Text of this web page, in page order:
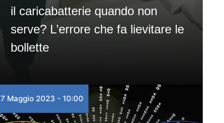
il caricabatterie quando non
serve? L’errore che fa lievitare le
bollette
7 Maggio 2023 - 10:00